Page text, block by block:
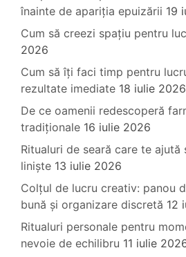
înainte de apariția epuizării 19
Cum să creezi spațiu pentru
2026
Cum să îți faci timp pentru
rezultate imediate 18 iulie 2026
De ce oamenii redescoperă
tradiționale 16 iulie 2026
Ritualuri de seară care te ajută
liniște 13 iulie 2026
Colțul de lucru creativ: panou
bună și organizare discretă 12
Ritualuri personale pentru
nevoie de echilibru 11 iulie